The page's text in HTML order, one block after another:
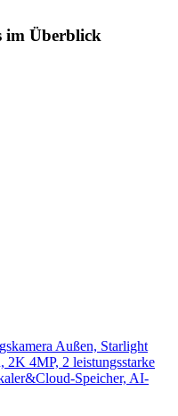
im Überblick
Außen, Starlight
2K 4MP, 2 leistungsstarke
Speicher, AI-